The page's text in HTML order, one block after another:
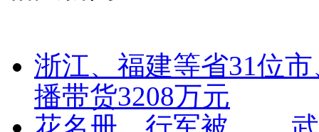
浙江、福建等省31位
播带货3208万元